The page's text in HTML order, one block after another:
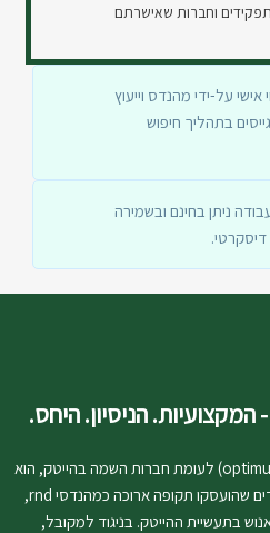
וחברות שאישרתם
על-ידי מהנדס וייעוץ
בתהליך חיפוש
ניתן בחינם ובשמירה
המקצועיות. הניסיון. היחס.
הייחוד של אופטימום הייטק בצפון (optimum) לעומת חברות השמה בהייטק, הוא
שאצלנו השירות ניתן לכם בידי עובדים שהועסקו תקופה ארוכה כמהנדסי rnd,
בתעשיית ההייטק. בניגוד למקובל,